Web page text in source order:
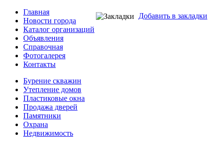
Добавить в закладки
Главная
Новости города
Каталог организаций
Объявления
Справочная
Фотогалерея
Контакты
Бурение скважин
Утепление домов
Пластиковые окна
Продажа дверей
Памятники
Охрана
Недвижимость